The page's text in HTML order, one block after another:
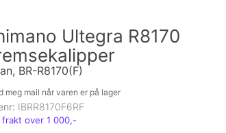
Ultegra R8170
BR-R8170(F)
IBRR8170F6RF
meg mail når varen er på lager